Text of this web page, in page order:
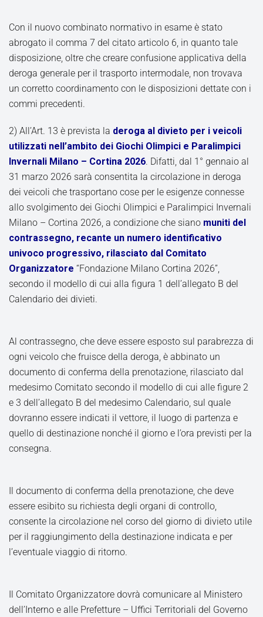
Con il nuovo combinato normativo in esame è stato
abrogato il comma 7 del citato articolo 6, in quanto tale
disposizione, oltre che creare confusione applicativa della
deroga generale per il trasporto intermodale, non trovava
un corretto coordinamento con le disposizioni dettate con i
commi precedenti.
2) All’Art. 13 è prevista la deroga al divieto per i veicoli
utilizzati nell’ambito dei Giochi Olimpici e Paralimpici
Invernali Milano – Cortina 2026. Difatti, dal 1° gennaio al
31 marzo 2026 sarà consentita la circolazione in deroga
dei veicoli che trasportano cose per le esigenze connesse
allo svolgimento dei Giochi Olimpici e Paralimpici Invernali
Milano – Cortina 2026, a condizione che siano muniti del
contrassegno, recante un numero identificativo
univoco progressivo, rilasciato dal Comitato
Organizzatore “Fondazione Milano Cortina 2026”,
secondo il modello di cui alla figura 1 dell’allegato B del
Calendario dei divieti.
Al contrassegno, che deve essere esposto sul parabrezza di
ogni veicolo che fruisce della deroga, è abbinato un
documento di conferma della prenotazione, rilasciato dal
medesimo Comitato secondo il modello di cui alle figure 2
e 3 dell’allegato B del medesimo Calendario, sul quale
dovranno essere indicati il vettore, il luogo di partenza e
quello di destinazione nonché il giorno e l’ora previsti per la
consegna.
Il documento di conferma della prenotazione, che deve
essere esibito su richiesta degli organi di controllo,
consente la circolazione nel corso del giorno di divieto utile
per il raggiungimento della destinazione indicata e per
l’eventuale viaggio di ritorno.
Il Comitato Organizzatore dovrà comunicare al Ministero
dell’Interno e alle Prefetture – Uffici Territoriali del Governo